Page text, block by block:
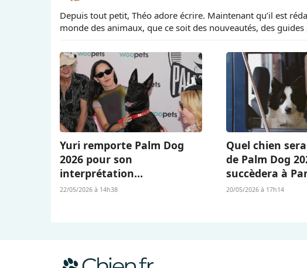
Depuis tout petit, Théo adore écrire. Maintenant qu’il est
monde des animaux, que ce soit des nouveautés, des
Yuri remporte Palm Dog
2026 pour son
interprétation
bouleversante dans « La
22/05/2026 à 14h38
Quel chien
de Palm Dog
succèdera à
Berger Islandais
20/05/2026 à 17h14